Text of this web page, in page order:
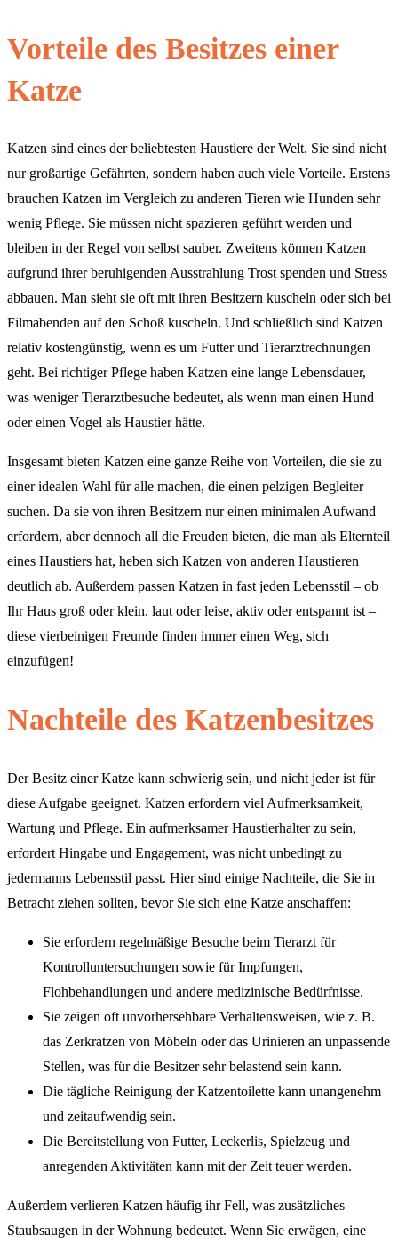
Vorteile des Besitzes einer
Katze
Katzen sind eines der beliebtesten Haustiere der Welt. Sie sind nicht
nur großartige Gefährten, sondern haben auch viele Vorteile. Erstens
brauchen Katzen im Vergleich zu anderen Tieren wie Hunden sehr
wenig Pflege. Sie müssen nicht spazieren geführt werden und
bleiben in der Regel von selbst sauber. Zweitens können Katzen
aufgrund ihrer beruhigenden Ausstrahlung Trost spenden und Stress
abbauen. Man sieht sie oft mit ihren Besitzern kuscheln oder sich bei
Filmabenden auf den Schoß kuscheln. Und schließlich sind Katzen
relativ kostengünstig, wenn es um Futter und Tierarztrechnungen
geht. Bei richtiger Pflege haben Katzen eine lange Lebensdauer,
was weniger Tierarztbesuche bedeutet, als wenn man einen Hund
oder einen Vogel als Haustier hätte.
Insgesamt bieten Katzen eine ganze Reihe von Vorteilen, die sie zu
einer idealen Wahl für alle machen, die einen pelzigen Begleiter
suchen. Da sie von ihren Besitzern nur einen minimalen Aufwand
erfordern, aber dennoch all die Freuden bieten, die man als Elternteil
eines Haustiers hat, heben sich Katzen von anderen Haustieren
deutlich ab. Außerdem passen Katzen in fast jeden Lebensstil – ob
Ihr Haus groß oder klein, laut oder leise, aktiv oder entspannt ist –
diese vierbeinigen Freunde finden immer einen Weg, sich
einzufügen!
Nachteile des Katzenbesitzes
Der Besitz einer Katze kann schwierig sein, und nicht jeder ist für
diese Aufgabe geeignet. Katzen erfordern viel Aufmerksamkeit,
Wartung und Pflege. Ein aufmerksamer Haustierhalter zu sein,
erfordert Hingabe und Engagement, was nicht unbedingt zu
jedermanns Lebensstil passt. Hier sind einige Nachteile, die Sie in
Betracht ziehen sollten, bevor Sie sich eine Katze anschaffen:
Sie erfordern regelmäßige Besuche beim Tierarzt für
Kontrolluntersuchungen sowie für Impfungen,
Flohbehandlungen und andere medizinische Bedürfnisse.
Sie zeigen oft unvorhersehbare Verhaltensweisen, wie z. B.
das Zerkratzen von Möbeln oder das Urinieren an unpassende
Stellen, was für die Besitzer sehr belastend sein kann.
Die tägliche Reinigung der Katzentoilette kann unangenehm
und zeitaufwendig sein.
Die Bereitstellung von Futter, Leckerlis, Spielzeug und
anregenden Aktivitäten kann mit der Zeit teuer werden.
Außerdem verlieren Katzen häufig ihr Fell, was zusätzliches
Staubsaugen in der Wohnung bedeutet. Wenn Sie erwägen, eine